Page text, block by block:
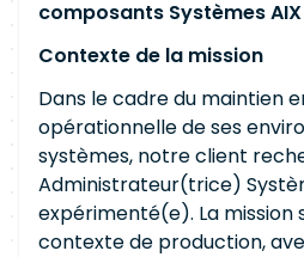
composants Systèmes
Contexte de la mission
Dans le cadre du maintien
opérationnelle de ses
systèmes, notre client
Administrateur(trice)
expérimenté(e). La mission
contexte de production,